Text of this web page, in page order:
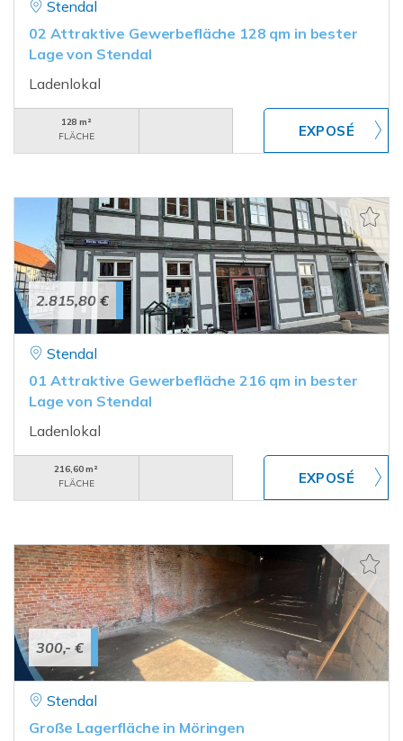
Stendal
02 Attraktive Gewerbefläche 128 qm in bester
Lage von Stendal
Ladenlokal
128 m²
FLÄCHE
2.815,80 €
Stendal
01 Attraktive Gewerbefläche 216 qm in bester
Lage von Stendal
Ladenlokal
216,60 m²
FLÄCHE
300,- €
Stendal
Große Lagerfläche in Möringen